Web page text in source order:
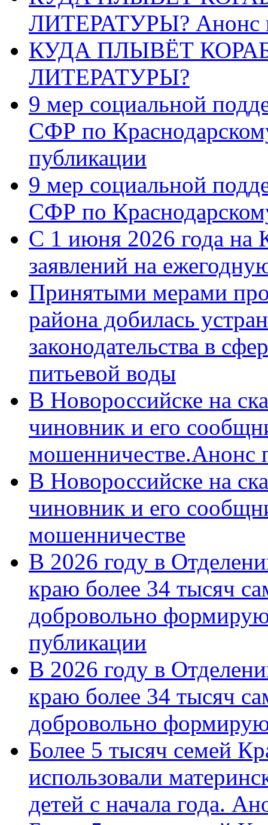
ЛИТЕРАТУРЫ? Анонс
КУДА ПЛЫВЁТ
ЛИТЕРАТУРЫ?
9 мер социальной
СФР по
публикации
9 мер социальной
СФР по
С 1 июня 2026 года на
заявлений на
Принятыми мерами
района добилась
законодательства в
питьевой воды
В Новороссийске на
чиновник и его
мошенничестве.Анонс
В Новороссийске на
чиновник и его
мошенничестве
В 2026 году в
краю более 34 тысяч
добровольно
публикации
В 2026 году в
краю более 34 тысяч
добровольно
Более 5 тысяч семей
использовали
детей с начала года.